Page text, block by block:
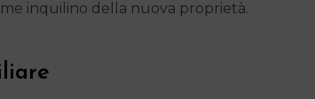
inquilino della nuova proprietà.